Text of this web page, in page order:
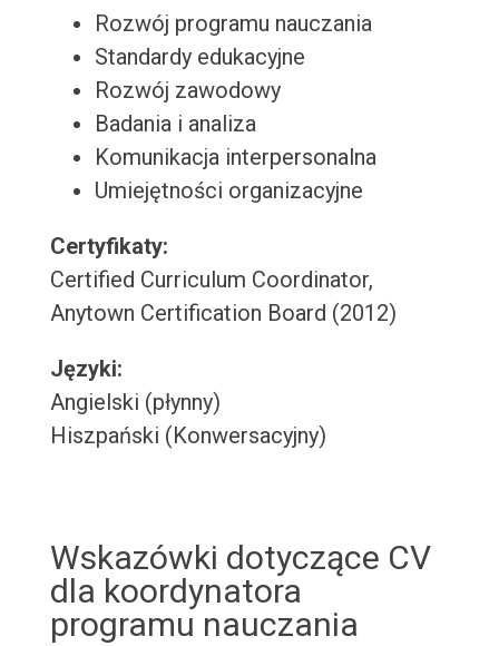
Rozwój programu nauczania
Standardy edukacyjne
Rozwój zawodowy
Badania i analiza
Komunikacja interpersonalna
Umiejętności organizacyjne
Certyfikaty:
Certified Curriculum Coordinator,
Anytown Certification Board (2012)
Języki:
Angielski (płynny)
Hiszpański (Konwersacyjny)
Wskazówki dotyczące CV
dla koordynatora
programu nauczania